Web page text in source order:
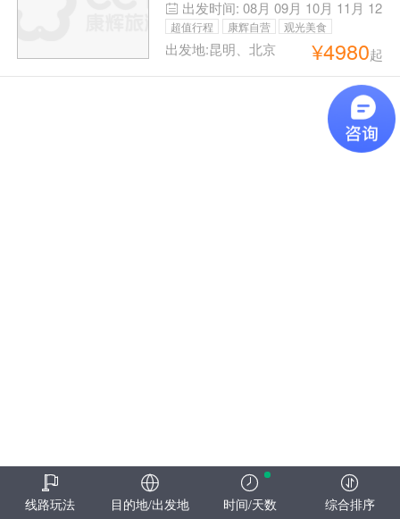
西双版纳12日全景游钻石版
<5钻酒店,玉龙雪山冰川大
索道,丽江千古情,普达措,泸
出发时间: 08月 09月 10月 11月 12
月01月
超值行程 康辉自营
观光美食
毕业季旅行
闺蜜游 浪漫蜜月
出发地:昆明、北京 ¥4980起
线路玩法 目的地/出发地 时间/天数 综合排序